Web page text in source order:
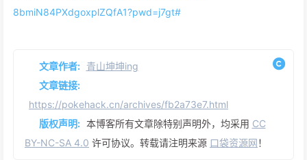
8bmiN84PXdgoxplZQfA1?pwd=j7gt#
文章作者: 青山坤坤ing
文章链接:
https://pokehack.cn/archives/fb2a73e7.html
版权声明: 本博客所有文章除特别声明外，均采用 CC
BY-NC-SA 4.0 许可协议。转载请注明来源 口袋资源网！